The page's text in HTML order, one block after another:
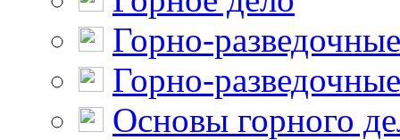
Горно-
Горно-
Основы горного